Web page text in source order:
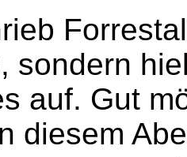
sondern
auf. Gut
diesem